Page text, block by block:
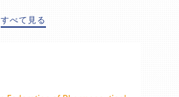
すべて見る